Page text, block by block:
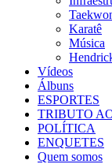
Karatê
Música
Vídeos
Álbuns
ESPORTES
TRIBUTO
POLÍTICA
ENQUETES
Quem somos